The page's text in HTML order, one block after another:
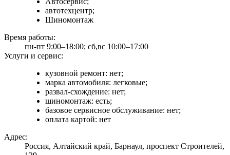
автотехцентр;
Шиномонтаж
Время работы:
пн-пт 9:00–18:00; сб,вс 10:00–17:00
Услуги и сервис:
кузовной ремонт: нет;
марка автомобиля: легковые;
развал-схождение: нет;
шиномонтаж: есть;
базовое сервисное обслуживание: нет;
оплата картой: нет
Адрес:
Россия, Алтайский край, Барнаул, проспект Строителей,